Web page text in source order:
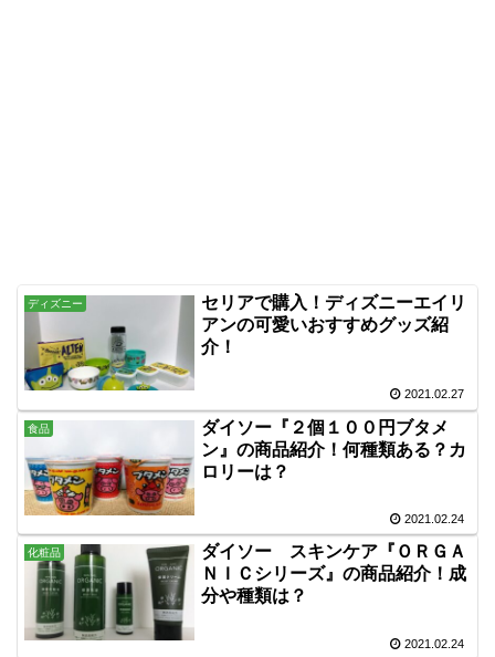
ディズニー
セリアで購入！ディズニーエイリ
アンの可愛いおすすめグッズ紹
介！
2021.02.27
食品
ダイソー『２個１００円ブタメ
ン』の商品紹介！何種類ある？カ
ロリーは？
2021.02.24
化粧品
ダイソー スキンケア『ＯＲＧＡ
ＮＩＣシリーズ』の商品紹介！成
分や種類は？
2021.02.24